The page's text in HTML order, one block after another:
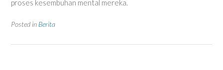
proses kesembuhan mental mereka.
Posted in Berita